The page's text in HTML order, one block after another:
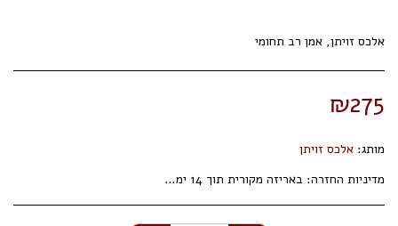
אלכס זויתן, אמן רב תחומי
₪275
מותג: אלכס זויתן
מדיניות החזרה: באריזה מקורית תוך 14 ימי עסקים.